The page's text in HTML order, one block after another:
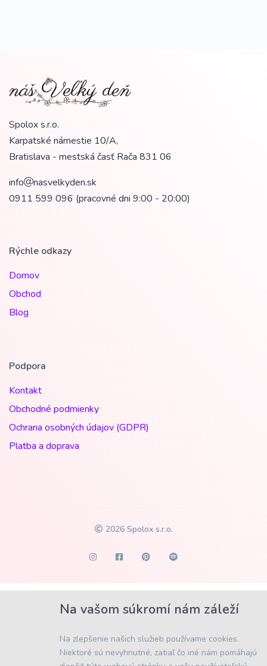
Na vašom súkromí nám záleží
Na zlepšenie našich služieb používame cookies.
Niektoré sú nevyhnutné, zatiaľ čo iné nám pomáhajú
Spolox s.r.o.
Karpatské námestie 10/A,
Bratislava - mestská časť Rača 831 06
info
nasvelkyden.sk
0911 599 096 (pracovné dni 9:00 - 20:00)
Rýchle odkazy
Domov
Obchod
Blog
Podpora
Kontakt
Obchodné podmienky
Ochrana osobných údajov (GDPR)
Platba a doprava
2026 Spolox s.r.o.